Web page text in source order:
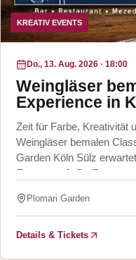
KREATIV EVENTS
Do., 13. Aug. 2026 · 18:00
Weingläser
Experience in
Zeit für Farbe, Kreativität
Weingläser bemalen
Garden Köln Sülz
Event von JuBo Events &
Plomari Garden
Details & Tickets